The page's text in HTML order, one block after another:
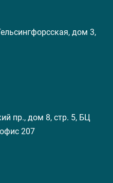
дом 3,
пр., дом 8, стр. 5, БЦ
207